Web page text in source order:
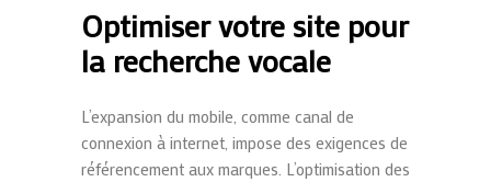
Optimiser votre site pour
la recherche vocale
L’expansion du mobile, comme canal de
connexion à internet, impose des exigences de
référencement aux marques. L’optimisation des